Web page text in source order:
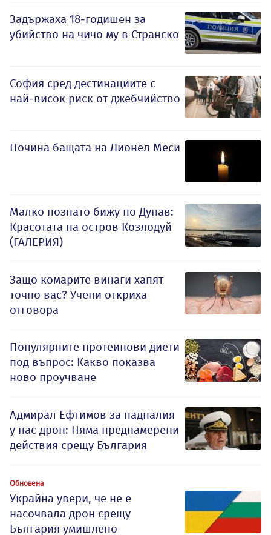
Задържаха 18-годишен за
убийство на чичо му в Странско
София сред дестинациите с
най-висок риск от джебчийство
Почина бащата на Лионел Меси
Малко познато бижу по Дунав:
Красотата на остров Козлодуй
(ГАЛЕРИЯ)
Защо комарите винаги хапят
точно вас? Учени откриха
отговора
Популярните протеинови диети
под въпрос: Какво показва
ново проучване
Адмирал Ефтимов за падналия
у нас дрон: Няма преднамерени
действия срещу България
Обновена
Украйна увери, че не е
насочвала дрон срещу
България умишлено